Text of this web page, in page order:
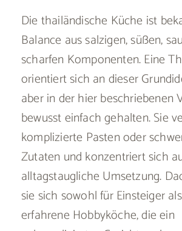
Die thailändische Küche ist
Balance aus salzigen, süßen,
scharfen Komponenten. Eine
orientiert sich an dieser
aber in der hier beschriebenen
bewusst einfach gehalten. Sie
komplizierte Pasten oder
Zutaten und konzentriert sich
alltagstaugliche Umsetzung.
sie sich sowohl für Einsteiger
erfahrene Hobbyköche, die ein